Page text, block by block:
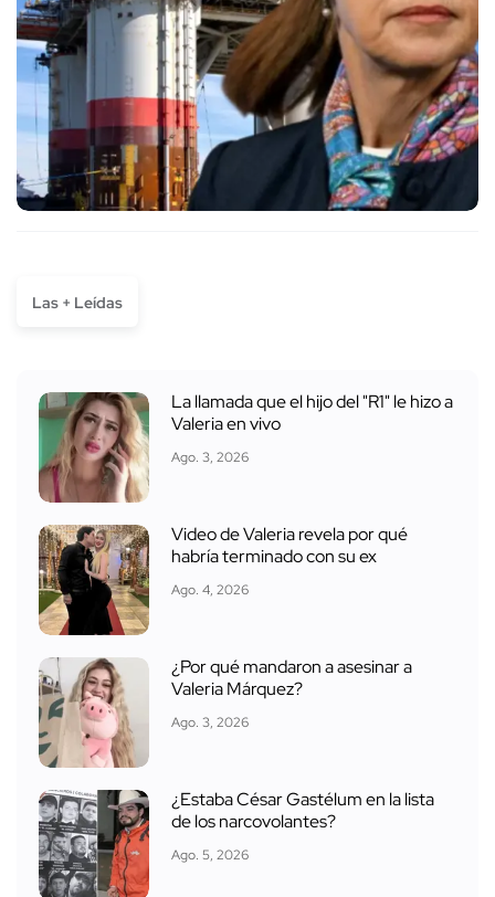
Las + Leídas
La llamada que el hijo del "R1" le hizo a
Valeria en vivo
Ago. 3, 2026
Video de Valeria revela por qué
habría terminado con su ex
Ago. 4, 2026
¿Por qué mandaron a asesinar a
Valeria Márquez?
Ago. 3, 2026
¿Estaba César Gastélum en la lista
de los narcovolantes?
Ago. 5, 2026